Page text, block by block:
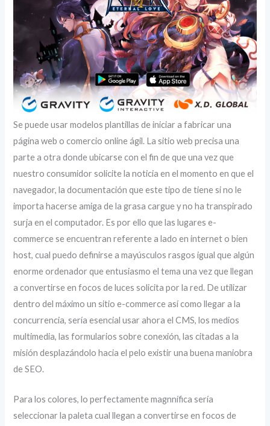
Se puede usar modelos plantillas de iniciar a fabricar una
página web o comercio online ágil. La sitio web precisa una
parte a otra donde ubicarse con el fin de que una vez que
nuestro consumidor solicite la noticia en el momento en que el
navegador, la documentación que este tipo de tiene si no le
importa hacerse amiga de la grasa cargue y no ha transpirado
surja en el computador. Es por ello que las lugares e-
commerce se encuentran referente a lado en internet o bien
host, cual puedo definirse a mayúsculos rasgos igual que algún
enorme ordenador que entusiasmo el tema una vez que llegan
a convertirse en focos de luces solicita por la red. De utilizar
dentro del máximo un sitio e-commerce así­ como llegar a la
concurrencia, serí­a esencial usar ahora el CMS, los medios
multimedia, las formularios sobre conexión, las citadas a la
misión desplazándolo hacia el pelo existir una buena maniobra
de SEO.
Para los colores, lo perfectamente magnnífica serí­a
seleccionar la paleta cual llegan a convertirse en focos de